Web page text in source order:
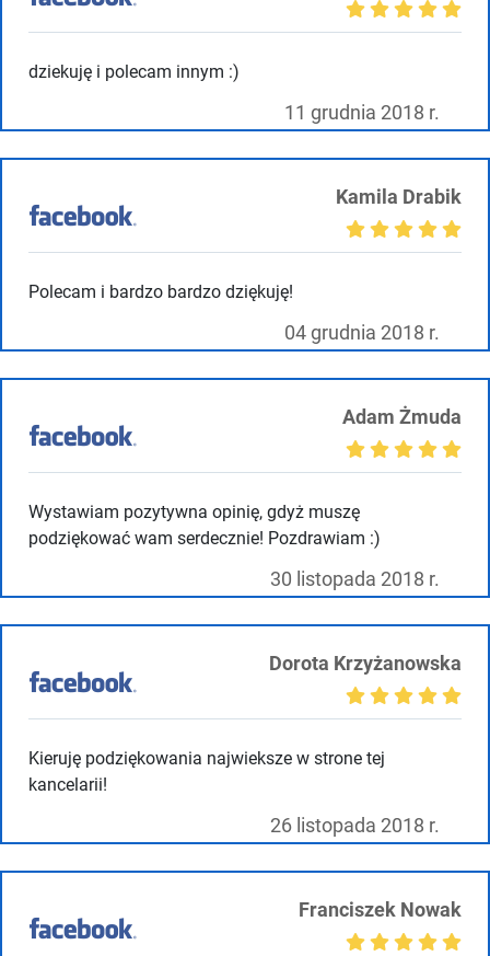
dziekuję i polecam innym :)
11 grudnia 2018 r.
Kamila Drabik
Polecam i bardzo bardzo dziękuję!
04 grudnia 2018 r.
Adam Żmuda
Wystawiam pozytywna opinię, gdyż muszę
podziękować wam serdecznie! Pozdrawiam :)
30 listopada 2018 r.
Dorota Krzyżanowska
Kieruję podziękowania najwieksze w strone tej
kancelarii!
26 listopada 2018 r.
Franciszek Nowak